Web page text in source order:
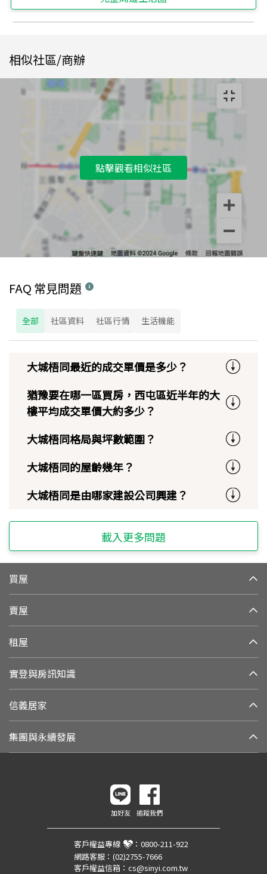
相似社區/商辦
點擊觀看相似社區
FAQ 常見問題
全部 社區資料 社區行情 生活機能
大城梧同最近的成交單價是多少？
猶豫要在哪一區買房，西屯區近半年的大
樓平均成交單價大約多少？
大城梧同格局與坪數範圍？
大城梧同的屋齡幾年？
大城梧同是由哪家建設公司興建？
載入更多問題
買屋
賣屋
租屋
實登與房訊知識
信義居家
集團與永續發展
加好友 追蹤我們
客戶權益專線 ： 0800-211-922
網路客服： (02)2755-7666
客戶權益信箱： cs@sinyi.com.tw